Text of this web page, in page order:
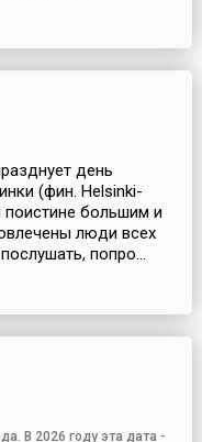
день
(фин. Helsinki-
поистине большим и
люди всех
попро...
В 2026 году эта дата -